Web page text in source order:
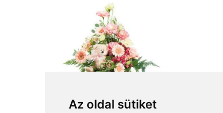
Az oldal sütiket
Kislány születésére